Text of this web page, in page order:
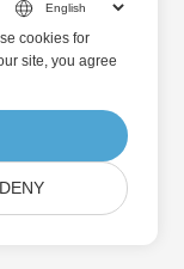
cookies for
site, you agree
DENY